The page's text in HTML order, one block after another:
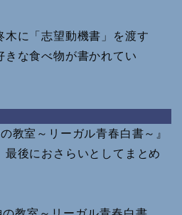
木に「志望動機書」を渡す
きな食べ物が書かれてい
教室～リーガル青春白書～』
最後におさらいとしてまとめ